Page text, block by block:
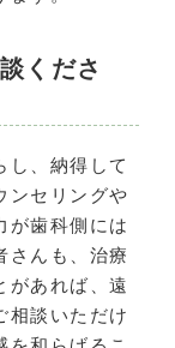
くださ
、納得して
ンセリングや
が歯科側には
さんも、治療
があれば、遠
相談いただけ